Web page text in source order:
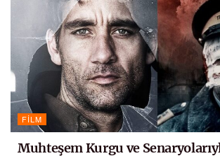
FILM
Muhteşem Kurgu ve